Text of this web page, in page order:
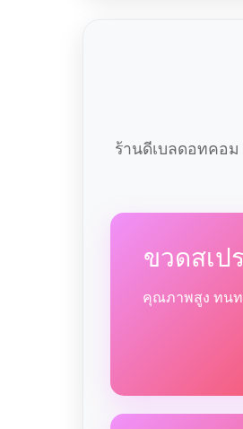
ร้านดีเบลดอทคอม
ขวดสเป
คุณภาพสูง ทน